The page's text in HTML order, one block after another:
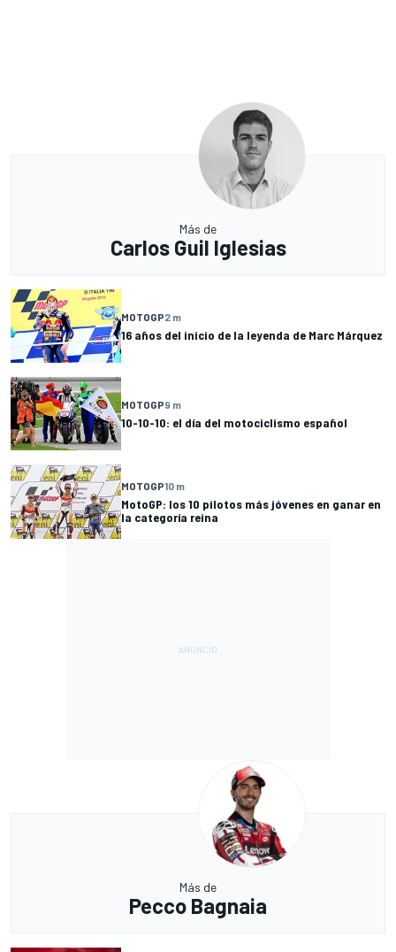
Más de
Carlos Guil Iglesias
MOTOGP2 m
16 años del inicio de la leyenda de Marc Márquez
MOTOGP9 m
10-10-10: el día del motociclismo español
MOTOGP10 m
MotoGP: los 10 pilotos más jóvenes en ganar en
la categoría reina
Más de
Pecco Bagnaia